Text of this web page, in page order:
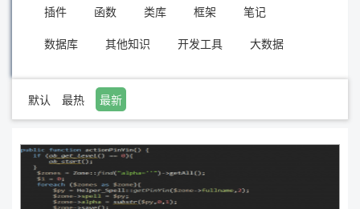
插件
函数 类库 框架
笔记
数据库
其他知识 开发工具 大数据
默认 最热 最新